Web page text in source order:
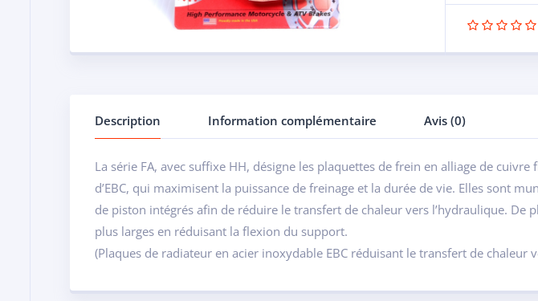
Description Information complémentaire Avis (0)
La série FA, avec suffixe HH, désigne les plaquettes de frein en alliage de
d’EBC, qui maximisent la puissance de freinage et la durée de vie. Elles sont
de piston intégrés afin de réduire le transfert de chaleur vers l’hydraulique.
plus larges en réduisant la flexion du support.
(Plaques de radiateur en acier inoxydable EBC réduisant le transfert de chaleur